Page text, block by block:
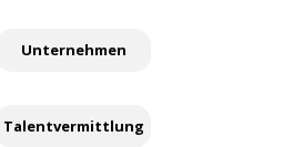
Unternehmen
Talentvermittlung